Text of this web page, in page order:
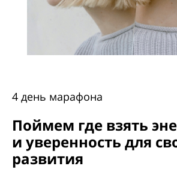
4 день марафона
Поймем где взять
и уверенность для
развития